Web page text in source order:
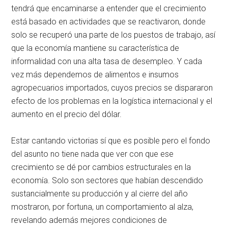
tendrá que encaminarse a entender que el crecimiento
está basado en actividades que se reactivaron, donde
solo se recuperó una parte de los puestos de trabajo, así
que la economía mantiene su característica de
informalidad con una alta tasa de desempleo. Y cada
vez más dependemos de alimentos e insumos
agropecuarios importados, cuyos precios se dispararon
efecto de los problemas en la logística internacional y el
aumento en el precio del dólar.
Estar cantando victorias sí que es posible pero el fondo
del asunto no tiene nada que ver con que ese
crecimiento se dé por cambios estructurales en la
economía. Solo son sectores que habían descendido
sustancialmente su producción y al cierre del año
mostraron, por fortuna, un comportamiento al alza,
revelando además mejores condiciones de